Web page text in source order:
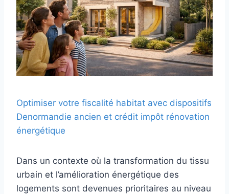
Optimiser votre fiscalité habitat avec dispositifs
Denormandie ancien et crédit impôt rénovation
énergétique
Dans un contexte où la transformation du tissu
urbain et l’amélioration énergétique des
logements sont devenues prioritaires au niveau